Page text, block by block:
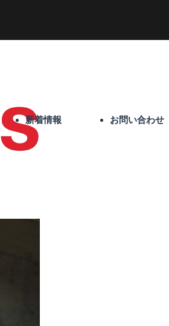
新着情報 お問い合わせ